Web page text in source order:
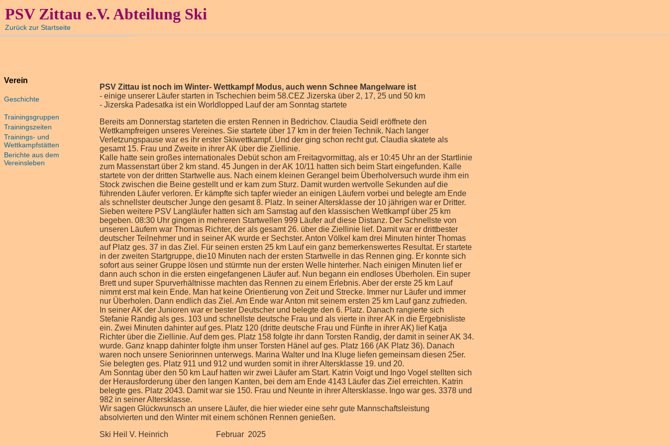
PSV Zittau ist noch im Winter- Wettkampf Modus, auch wenn Schnee Mangelware ist
- einige unserer Läufer starten in Tschechien beim 58.CEZ Jizerska über 2, 17, 25 und 50 km
- Jizerska Padesatka ist ein Worldlopped Lauf der am Sonntag startete
Bereits am Donnerstag starteten die ersten Rennen in Bedrichov. Claudia Seidl eröffnete den
Wettkampfreigen unseres Vereines. Sie startete über 17 km in der freien Technik. Nach langer
Verletzungspause war es ihr erster Skiwettkampf. Und der ging schon recht gut. Claudia skatete als
gesamt 15. Frau und Zweite in ihrer AK über die Ziellinie.
Kalle hatte sein großes internationales Debüt schon am Freitagvormittag, als er 10:45 Uhr an der Startlinie
zum Massenstart über 2 km stand. 45 Jungen in der AK 10/11 hatten sich beim Start eingefunden. Kalle
startete von der dritten Startwelle aus. Nach einem kleinen Gerangel beim Überholversuch wurde ihm ein
Stock zwischen die Beine gestellt und er kam zum Sturz. Damit wurden wertvolle Sekunden auf die
führenden Läufer verloren. Er kämpfte sich tapfer wieder an einigen Läufern vorbei und belegte am Ende
als schnellster deutscher Junge den gesamt 8. Platz. In seiner Altersklasse der 10 jährigen war er Dritter.
Sieben weitere PSV Langläufer hatten sich am Samstag auf den klassischen Wettkampf über 25 km
begeben. 08:30 Uhr gingen in mehreren Startwellen 999 Läufer auf diese Distanz. Der Schnellste von
unseren Läufern war Thomas Richter, der als gesamt 26. über die Ziellinie lief. Damit war er drittbester
deutscher Teilnehmer und in seiner AK wurde er Sechster. Anton Völkel kam drei Minuten hinter Thomas
auf Platz ges. 37 in das Ziel. Für seinen ersten 25 km Lauf ein ganz bemerkenswertes Resultat. Er startete
in der zweiten Startgruppe, die10 Minuten nach der ersten Startwelle in das Rennen ging. Er konnte sich
sofort aus seiner Gruppe lösen und stürmte nun der ersten Welle hinterher. Nach einigen Minuten lief er
dann auch schon in die ersten eingefangenen Läufer auf. Nun begann ein endloses Überholen. Ein super
Brett und super Spurverhältnisse machten das Rennen zu einem Erlebnis. Aber der erste 25 km Lauf
nimmt erst mal kein Ende. Man hat keine Orientierung von Zeit und Strecke. Immer nur Läufer und immer
nur Überholen. Dann endlich das Ziel. Am Ende war Anton mit seinem ersten 25 km Lauf ganz zufrieden.
In seiner AK der Junioren war er bester Deutscher und belegte den 6. Platz. Danach rangierte sich
Stefanie Randig als ges. 103 und schnellste deutsche Frau und als vierte in ihrer AK in die Ergebnisliste
ein. Zwei Minuten dahinter auf ges. Platz 120 (dritte deutsche Frau und Fünfte in ihrer AK) lief Katja
Richter über die Ziellinie. Auf dem ges. Platz 158 folgte ihr dann Torsten Randig, der damit in seiner AK 34.
wurde. Ganz knapp dahinter folgte ihm unser Torsten Hänel auf ges. Platz 166 (AK Platz 36). Danach
waren noch unsere Seniorinnen unterwegs. Marina Walter und Ina Kluge liefen gemeinsam diesen 25er.
Sie belegten ges. Platz 911 und 912 und wurden somit in ihrer Altersklasse 19. und 20.
Am Sonntag über den 50 km Lauf hatten wir zwei Läufer am Start. Katrin Voigt und Ingo Vogel stellten sich
der Herausforderung über den langen Kanten, bei dem am Ende 4143 Läufer das Ziel erreichten. Katrin
belegte ges. Platz 2043. Damit war sie 150. Frau und Neunte in ihrer Altersklasse. Ingo war ges. 3378 und
982 in seiner Altersklasse.
Wir sagen Glückwunsch an unsere Läufer, die hier wieder eine sehr gute Mannschaftsleistung
absolvierten und den Winter mit einem schönen Rennen genießen.
Ski Heil V. Heinrich Februar 2025
PSV Zittau e.V. Abteilung Ski
Zurück zur Startseite
Verein
Geschichte
Trainingsgruppen
Trainingszeiten
Trainings- und
Wettkampfstätten
Berichte aus dem
Vereinsleben